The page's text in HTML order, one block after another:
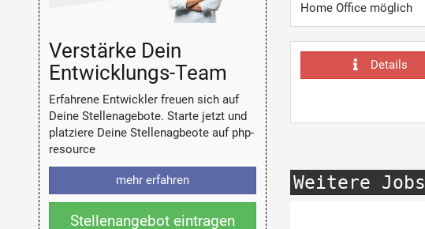
Home Office möglich
Details
Weitere Jobs
Verstärke Dein
Entwicklungs-Team
Erfahrene Entwickler freuen sich auf
Deine Stellenagebote. Starte jetzt und
platziere Deine Stellenagbeote auf php-
resource
mehr erfahren
Stellenangebot eintragen